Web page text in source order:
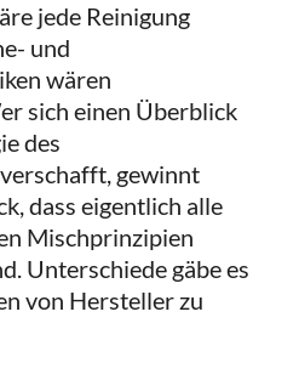
jede Reinigung
und
wären
sich einen Überblick
des
gewinnt
dass eigentlich alle
Mischprinzipien
Unterschiede gäbe es
von Hersteller zu